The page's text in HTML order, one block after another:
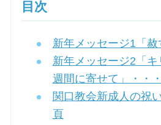
小池神父の講座
森田神父の講座
シスター中島の講座
目次
新年メッセージ1「
新年メッセージ2「
週間に寄せて」・・
関口教会新成人の祝
頁